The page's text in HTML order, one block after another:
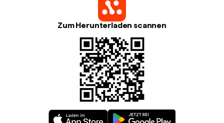
Zum Herunterladen scannen